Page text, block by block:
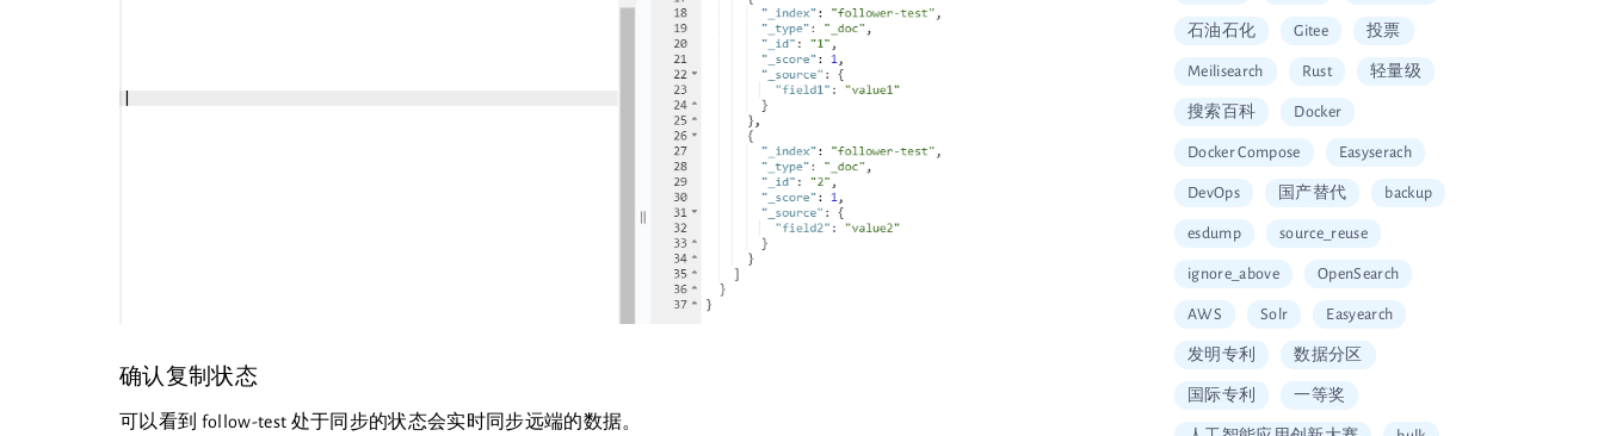
确认复制状态
可以看到 follow-test 处于同步的状态会实时同步远端的数据。
石油石化 Gitee 投票
Meilisearch Rust 轻量级
搜索百科 Docker
Docker Compose Easyserach
DevOps 国产替代 backup
esdump source_reuse
ignore_above OpenSearch
AWS Solr Easyearch
发明专利 数据分区
国际专利 一等奖